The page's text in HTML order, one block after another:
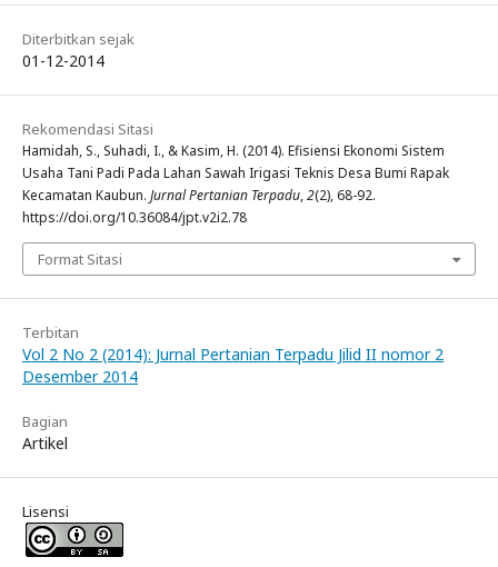
Diterbitkan sejak
01-12-2014
Rekomendasi Sitasi
Hamidah, S., Suhadi, I., & Kasim, H. (2014). Efisiensi Ekonomi Sistem
Usaha Tani Padi Pada Lahan Sawah Irigasi Teknis Desa Bumi Rapak
Kecamatan Kaubun. Jurnal Pertanian Terpadu,2(2), 68-92.
https://doi.org/10.36084/jpt.v2i2.78
Format Sitasi
Terbitan
Vol 2 No 2 (2014): Jurnal Pertanian Terpadu Jilid II nomor 2
Desember 2014
Bagian
Artikel
Lisensi